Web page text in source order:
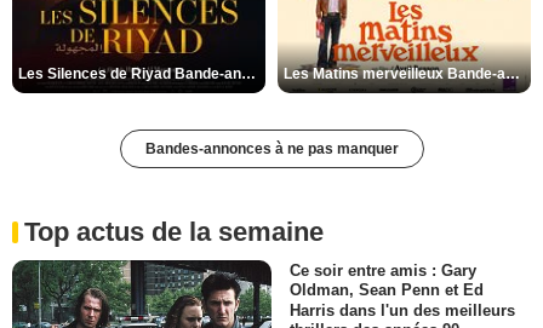
Les Silences de Riyad Bande-annonce VO STFR Les Matins merveilleux Bande-annonce VF
Bandes-annonces à ne pas manquer
Top actus de la semaine
Ce soir entre amis : Gary
Oldman, Sean Penn et Ed
Harris dans l'un des meilleurs